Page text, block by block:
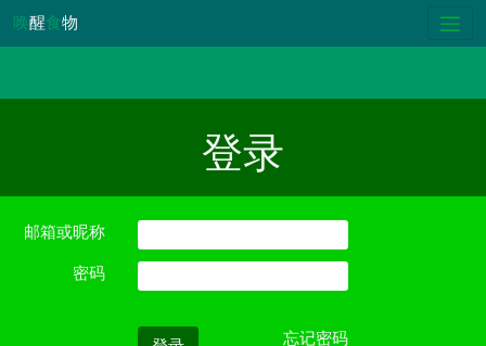
唤醒食物
登录
邮箱或昵称
密码
忘记密码